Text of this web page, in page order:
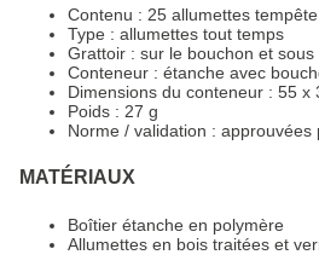
Contenu : 25 allumettes tempête
Type : allumettes tout temps
Grattoir : sur le bouchon et
Conteneur : étanche avec
Dimensions du conteneur : 55 x
Poids : 27 g
Norme / validation : approuvées
MATÉRIAUX
Boîtier étanche en polymère
Allumettes en bois traitées et